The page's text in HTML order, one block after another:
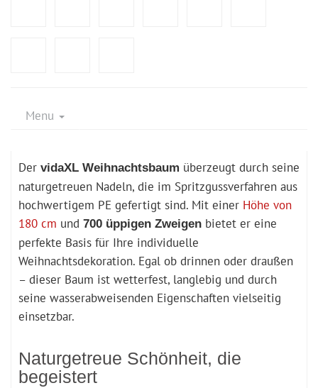
Menu
Der vidaXL Weihnachtsbaum überzeugt durch seine
naturgetreuen Nadeln, die im Spritzgussverfahren aus
hochwertigem PE gefertigt sind. Mit einer Höhe von
180 cm und 700 üppigen Zweigen bietet er eine
perfekte Basis für Ihre individuelle
Weihnachtsdekoration. Egal ob drinnen oder draußen
– dieser Baum ist wetterfest, langlebig und durch
seine wasserabweisenden Eigenschaften vielseitig
einsetzbar.
Naturgetreue Schönheit, die
begeistert